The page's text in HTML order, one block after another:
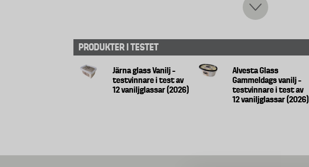
PRODUKTER I TESTET
Järna glass Vanilj –
testvinnare i test av
12 vaniljglassar (2026)
Alvesta Glass
Gammeldags vanilj –
testvinnare i test av
12 vaniljglassar (2026)